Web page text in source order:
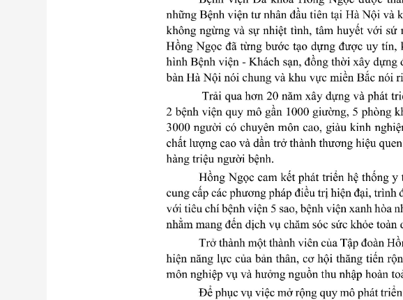
Bệnh học Ung bướu
Thẩm mỹ
Tiêu hóa - Gan - Mật
Cấp cứu - Hồi sức tích
Ung bướu
Thận - Tiết niệu
Vật lý trị liệu - Phục hồi
chức năng
Chấn thương chỉnh hình